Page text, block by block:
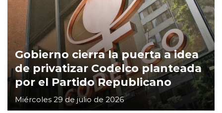
Gobierno cierra la puerta a idea
de privatizar Codelco planteada
por el Partido Republicano
Miércoles 29 de julio de 2026